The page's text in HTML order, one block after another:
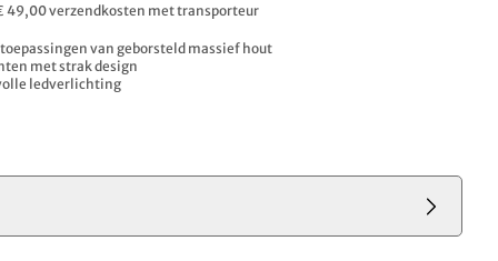
49,00 verzendkosten met transporteur
van geborsteld massief hout
met strak design
ledverlichting